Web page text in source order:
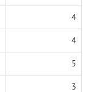
4
4
5
3